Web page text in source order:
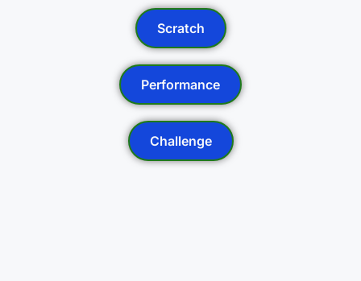
Scratch
Performance
Challenge